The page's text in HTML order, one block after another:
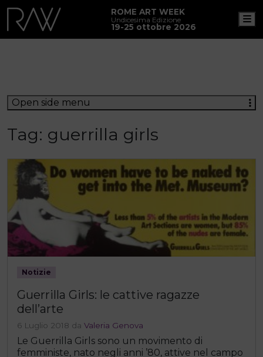
ROME ART WEEK
Undicesima Edizione
19-25 ottobre 2026
Tag: guerrilla girls
Notizie
Guerrilla Girls: le cattive ragazze
dell’arte
6 Luglio 2018 da Valeria Genova
Le Guerrilla Girls sono un movimento di
femministe, nato negli anni ’80, attive nel campo
Open side menu